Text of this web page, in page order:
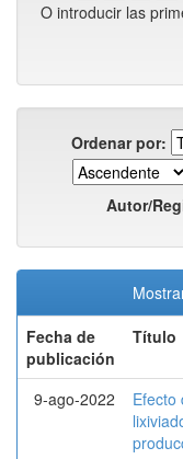
O introducir las
Ordenar por:
Autor/
Fecha de
publicación
Título
9-ago-2022
Efecto